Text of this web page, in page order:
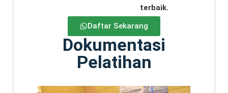
terbaik.
Daftar Sekarang
Dokumentasi
Pelatihan